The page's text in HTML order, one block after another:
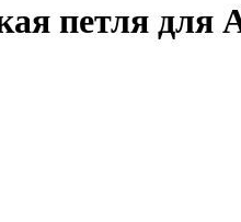
петля для